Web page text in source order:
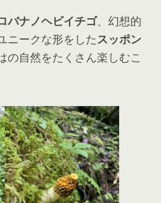
バナノヘビイチゴ、幻想的
ニークな形をしたスッポン
の自然をたくさん楽しむこ